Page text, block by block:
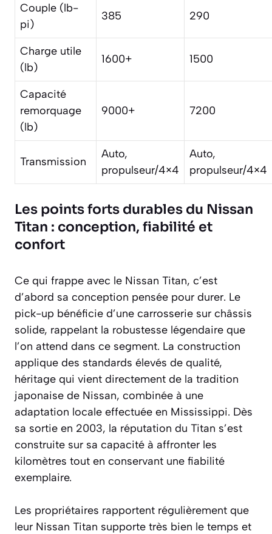
Couple (lb-
pi)
385 290
Charge utile
(lb)
1600+ 1500
Capacité
remorquage
(lb)
9000+ 7200
Transmission
Auto,
propulseur/4×4
Auto,
propulseur/4×4
Les points forts durables du Nissan
Titan : conception, fiabilité et
confort
Ce qui frappe avec le Nissan Titan, c’est
d’abord sa conception pensée pour durer. Le
pick-up bénéficie d’une carrosserie sur châssis
solide, rappelant la robustesse légendaire que
l’on attend dans ce segment. La construction
applique des standards élevés de qualité,
héritage qui vient directement de la tradition
japonaise de Nissan, combinée à une
adaptation locale effectuée en Mississippi. Dès
sa sortie en 2003, la réputation du Titan s’est
construite sur sa capacité à affronter les
kilomètres tout en conservant une fiabilité
exemplaire.
Les propriétaires rapportent régulièrement que
leur Nissan Titan supporte très bien le temps et